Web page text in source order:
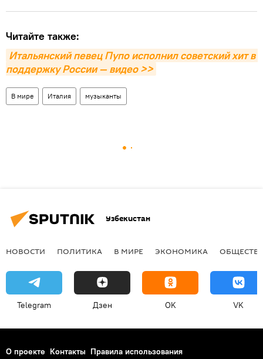
Читайте также:
Итальянский певец Пупо исполнил советский хит в
поддержку России — видео >>
В мире Италия музыканты
Узбекистан
НОВОСТИ ПОЛИТИКА В МИРЕ ЭКОНОМИКА
Telegram Дзен OK VK
О проекте Контакты Правила использования